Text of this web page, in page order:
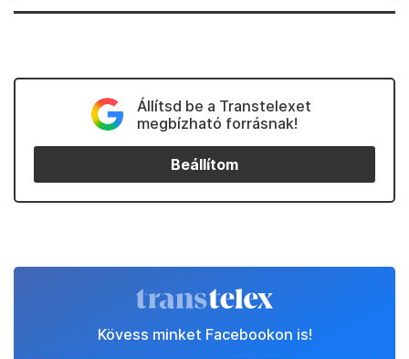
Állítsd be a Transtelexet
megbízható forrásnak!
Beállítom
Kövess minket Facebookon is!